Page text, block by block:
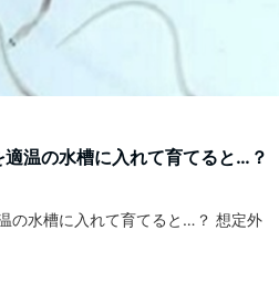
温の水槽に入れて育てると…？
の水槽に入れて育てると…？ 想定外